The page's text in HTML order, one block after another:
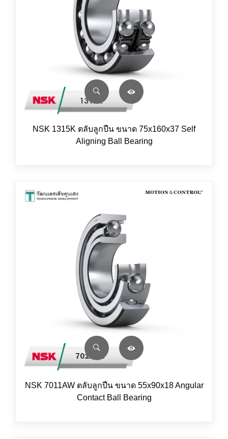
NSK 1315K ตลับลูกปืน ขนาด 75x160x37 Self
Aligning Ball Bearing
NSK 7011AW ตลับลูกปืน ขนาด 55x90x18 Angular
Contact Ball Bearing